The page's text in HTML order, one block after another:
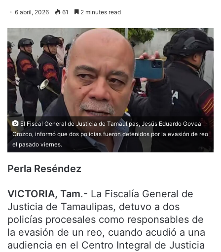
6 abril, 2026 61 2 minutes read
El Fiscal General de Justicia de Tamaulipas, Jesús Eduardo Govea
Orozco, informó que dos policías fueron detenidos por la evasión de reo
el pasado viernes.
Perla Reséndez
VICTORIA, Tam.- La Fiscalía General de
Justicia de Tamaulipas, detuvo a dos
policías procesales como responsables de
la evasión de un reo, cuando acudió a una
audiencia en el Centro Integral de Justicia